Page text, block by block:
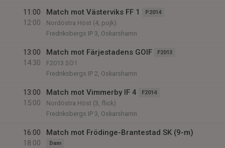
11:00
12:00
Match mot Västerviks FF 1 P2014
Nordöstra Höst (4, pojk)
Fredriksbergs IP 3, Oskarshamn
13:00
14:30
Match mot Färjestadens GOIF F2013
F2013 SÖ1
Fredriksbergs IP 2, Oskarshamn
13:00
15:00
Match mot Vimmerby IF 4 F2014
Nordöstra Höst (3, flick)
Fredriksbergs IP 3, Oskarshamn
16:00
18:00
Match mot Frödinge-Brantestad SK (9-m)
Dam